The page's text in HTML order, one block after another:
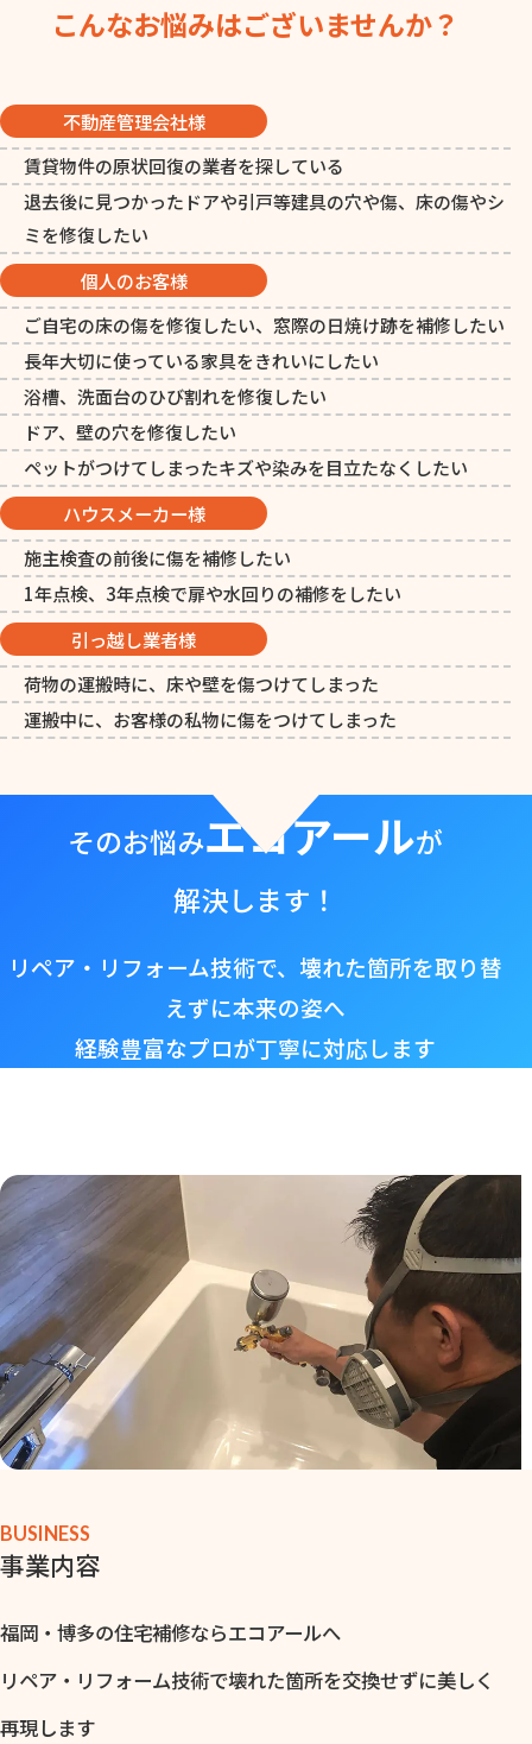
こんなお悩みはございませんか？
不動産管理会社様
賃貸物件の原状回復の業者を探している
退去後に見つかったドアや引戸等建具の穴や傷、床の傷やシ
ミを修復したい
個人のお客様
ご自宅の床の傷を修復したい、窓際の日焼け跡を補修したい
長年大切に使っている家具をきれいにしたい
浴槽、洗面台のひび割れを修復したい
ドア、壁の穴を修復したい
ペットがつけてしまったキズや染みを目立たなくしたい
ハウスメーカー様
施主検査の前後に傷を補修したい
1年点検、3年点検で扉や水回りの補修をしたい
引っ越し業者様
荷物の運搬時に、床や壁を傷つけてしまった
運搬中に、お客様の私物に傷をつけてしまった
そのお悩みエコアールが
解決します！
リペア・リフォーム技術で、壊れた箇所を取り替
えずに本来の姿へ
経験豊富なプロが丁寧に対応します
BUSINESS
事業内容
福岡・博多の住宅補修ならエコアールへ
リペア・リフォーム技術で壊れた箇所を交換せずに美しく
再現します